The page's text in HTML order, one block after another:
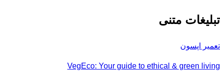
تبلیغات متنی
تعمیر اپسون
VegEco: Your guide to ethical & green living